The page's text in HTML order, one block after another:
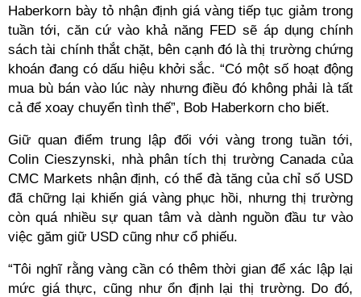
Haberkorn bày tỏ nhận định giá vàng tiếp tục giảm trong
tuần tới, căn cứ vào khả năng FED sẽ áp dụng chính
sách tài chính thắt chặt, bên cạnh đó là thị trường chứng
khoán đang có dấu hiệu khởi sắc. “Có một số hoạt động
mua bù bán vào lúc này nhưng điều đó không phải là tất
cả để xoay chuyển tình thế”, Bob Haberkorn cho biết.
Giữ quan điểm trung lập đối với vàng trong tuần tới,
Colin Cieszynski, nhà phân tích thị trường Canada của
CMC Markets nhận định, có thể đà tăng của chỉ số USD
đã chững lại khiến giá vàng phục hồi, nhưng thị trường
còn quá nhiều sự quan tâm và dành nguồn đầu tư vào
việc găm giữ USD cũng như cổ phiếu.
“Tôi nghĩ rằng vàng cần có thêm thời gian để xác lập lại
mức giá thực, cũng như ổn định lại thị trường. Do đó,